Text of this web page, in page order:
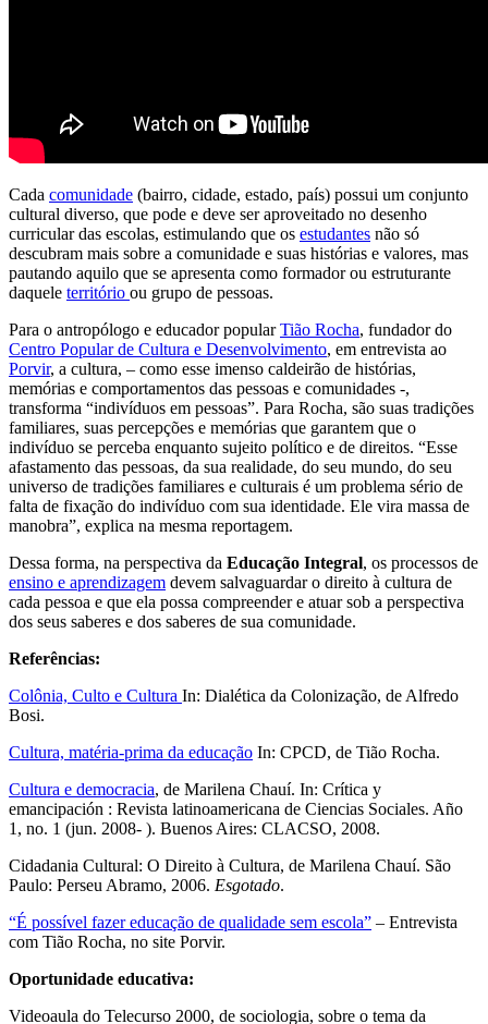
Cada comunidade (bairro, cidade, estado, país) possui um conjunto
cultural diverso, que pode e deve ser aproveitado no desenho
curricular das escolas, estimulando que os estudantes não só
descubram mais sobre a comunidade e suas histórias e valores, mas
pautando aquilo que se apresenta como formador ou estruturante
daquele território ou grupo de pessoas.
Para o antropólogo e educador popularTião Rocha, fundador do
Centro Popular de Cultura e Desenvolvimento, em entrevista ao
Porvir, a cultura, – como esse imenso caldeirão de histórias,
memórias e comportamentos das pessoas e comunidades -,
transforma “indivíduos em pessoas”. Para Rocha, são suas tradições
familiares, suas percepções e memórias que garantem que o
indivíduo se perceba enquanto sujeito político e de direitos. “Esse
afastamento das pessoas, da sua realidade, do seu mundo, do seu
universo de tradições familiares e culturais é um problema sério de
falta de fixação do indivíduo com sua identidade. Ele vira massa de
manobra”, explica na mesma reportagem.
Dessa forma, na perspectiva da Educação Integral, os processos de
ensino e aprendizagem devem salvaguardar o direito à cultura de
cada pessoa e que ela possa compreender e atuar sob a perspectiva
dos seus saberes e dos saberes de sua comunidade.
Referências:
Colônia, Culto e Cultura In: Dialética da Colonização, de Alfredo
Bosi.
Cultura, matéria-prima da educação In: CPCD, de Tião Rocha.
Cultura e democracia, de Marilena Chauí. In: Crítica y
emancipación : Revista latinoamericana de Ciencias Sociales. Año
1, no. 1 (jun. 2008- ). Buenos Aires: CLACSO, 2008.
Cidadania Cultural: O Direito à Cultura, de Marilena Chauí. São
Paulo: Perseu Abramo, 2006. Esgotado.
“É possível fazer educação de qualidade sem escola” – Entrevista
com Tião Rocha, no site Porvir.
Oportunidade educativa:
Videoaula do Telecurso 2000, de sociologia, sobre o tema da